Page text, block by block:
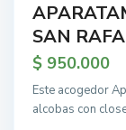
SAN
$ 950.000
Este acogedor
alcobas con